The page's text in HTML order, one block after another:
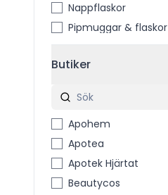
Nappflaskor
Pipmuggar & flaskor
Butiker
Apohem
Apotea
Apotek Hjärtat
Beautycos